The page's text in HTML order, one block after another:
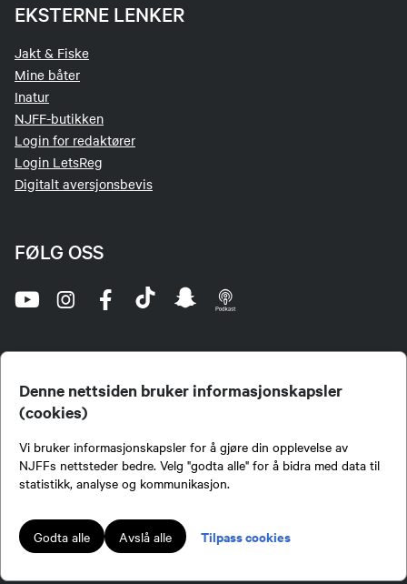
Denne nettsiden bruker informasjonskapsler
(cookies)
Vi bruker informasjonskapsler for å gjøre din opplevelse av
NJFFs nettsteder bedre. Velg "godta alle" for å bidra med data til
statistikk, analyse og kommunikasjon.
Godta alle Avslå alle Tilpass cookies
EKSTERNE LENKER
Jakt & Fiske
Mine båter
Inatur
NJFF-butikken
Login for redaktører
Login LetsReg
Digitalt aversjonsbevis
FØLG OSS
jegere og sportsfiskere og et av de viktigste miljøene for formidling av kunnskap om jakt og
fiske i Norge. Vi er en partipolitisk nøytral organisasjon, men har et sterkt jakt-, fiske-, og
naturpolitisk engasjement i mange saker.
Lokalforeninger tilsluttet Norges Jeger- og Fiskerforbund har ansvar for innhold de
publiserer på njff.no.